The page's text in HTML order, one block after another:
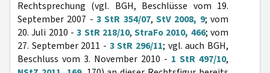
Rechtsprechung (vgl. BGH, Beschlüsse vom 19.
September 2007 - 3 StR 354/07,StV 2008, 9; vom
20. Juli 2010 -3 StR 218/10,StraFo 2010, 466; vom
27. September 2011 - 3 StR 296/11; vgl. auch BGH,
Beschluss vom 3. November 2010 - 1 StR 497/10,